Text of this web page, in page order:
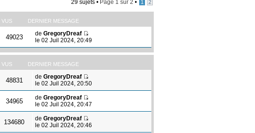
29 sujets • Page 1 sur 2 • 1 2
VUS DERNIER MESSAGE
49023 de GregoryDreaf
le 02 Juil 2024, 20:49
VUS DERNIER MESSAGE
48831 de GregoryDreaf
le 02 Juil 2024, 20:50
34965 de GregoryDreaf
le 02 Juil 2024, 20:47
134680 de GregoryDreaf
le 02 Juil 2024, 20:46